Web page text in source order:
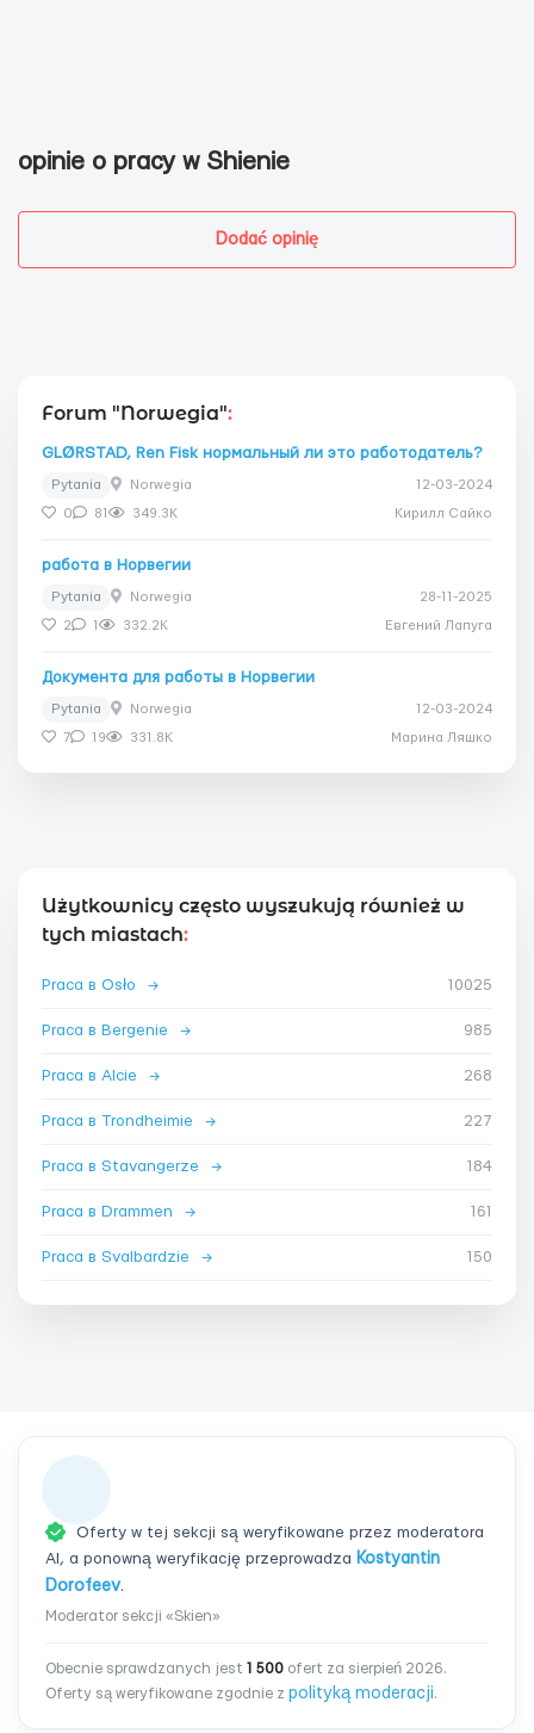
opinie o pracy w Shienie
Dodać opinię
Forum "Norwegia":
GLØRSTAD, Ren Fisk нормальный ли это работодатель?
Pytania Norwegia 12-03-2024
0 81 349.3K Кирилл Сайко
работа в Норвегии
Pytania Norwegia 28-11-2025
2 1 332.2K Евгений Лапуга
Документа для работы в Норвегии
Pytania Norwegia 12-03-2024
7 19 331.8K Марина Ляшко
Użytkownicy często wyszukują również w
tych miastach:
Praca в Osło → 10025
Praca в Bergenie → 985
Praca в Alcie → 268
Praca в Trondheimie → 227
Praca в Stavangerze → 184
Praca в Drammen → 161
Praca в Svalbardzie → 150
Oferty w tej sekcji są weryfikowane przez moderatora
AI, a ponowną weryfikację przeprowadza Kostyantin
Dorofeev.
Moderator sekcji «Skien»
Obecnie sprawdzanych jest 1 500 ofert za sierpień 2026.
Oferty są weryfikowane zgodnie z polityką moderacji.